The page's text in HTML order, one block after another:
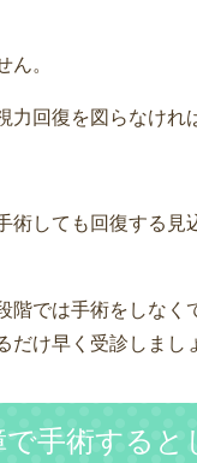
ん。
力回復を図らなけれ
術しても回復する見
階では手術をしなく
だけ早く受診しまし
で手術すると